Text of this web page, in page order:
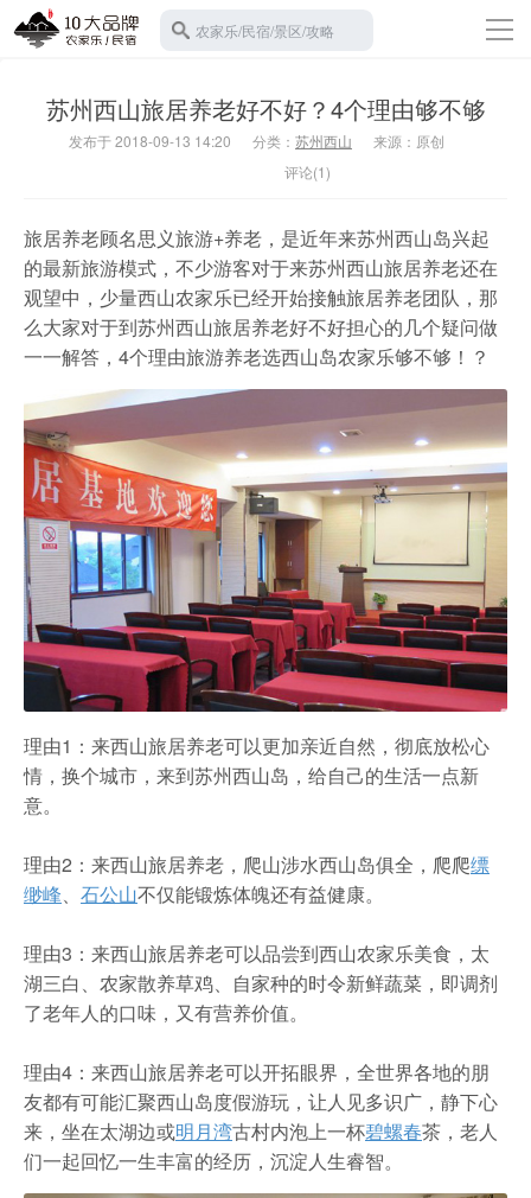
农家乐
农家乐/民宿/景区/攻略
导
10大农家乐
宾馆酒店
旅游攻略
景区门票
碧螺春
班车接送
苏州西山旅居养老好不好？4个理由够不够
发布于 2018-09-13 14:20 分类： 苏州西山
来源：原创
评论(1)
旅居养老顾名思义旅游+养老，是近年来苏州西山岛兴起
的最新旅游模式，不少游客对于来苏州西山旅居养老还在
观望中，少量西山农家乐已经开始接触旅居养老团队，那
么大家对于到苏州西山旅居养老好不好担心的几个疑问做
一一解答，4个理由旅游养老选西山岛农家乐够不够！？
理由1：来西山旅居养老可以更加亲近自然，彻底放松心
情，换个城市，来到苏州西山岛，给自己的生活一点新
意。
理由2：来西山旅居养老，爬山涉水西山岛俱全，爬爬缥
缈峰、 石公山不仅能锻炼体魄还有益健康。
理由3：来西山旅居养老可以品尝到西山农家乐美食，太
湖三白、农家散养草鸡、自家种的时令新鲜蔬菜，即调剂
了老年人的口味，又有营养价值。
理由4：来西山旅居养老可以开拓眼界，全世界各地的朋
友都有可能汇聚西山岛度假游玩，让人见多识广，静下心
来，坐在太湖边或明月湾古村内泡上一杯碧螺春茶，老人
们一起回忆一生丰富的经历，沉淀人生睿智。